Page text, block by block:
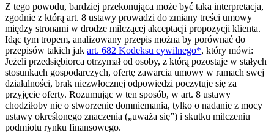
Z tego powodu, bardziej przekonująca może być taka interpretacja,
zgodnie z którą art. 8 ustawy prowadzi do zmiany treści umowy
między stronami w drodze milczącej akceptacji propozycji klienta.
Idąc tym tropem, analizowany przepis można by porównać do
przepisów takich jak art. 682 Kodeksu cywilnego*, który mówi:
Jeżeli przedsiębiorca otrzymał od osoby, z którą pozostaje w stałych
stosunkach gospodarczych, ofertę zawarcia umowy w ramach swej
działalności, brak niezwłocznej odpowiedzi poczytuje się za
przyjęcie oferty. Rozumując w ten sposób, w art. 8 ustawy
chodziłoby nie o stworzenie domniemania, tylko o nadanie z mocy
ustawy określonego znaczenia („uważa się”) i skutku milczeniu
podmiotu rynku finansowego.